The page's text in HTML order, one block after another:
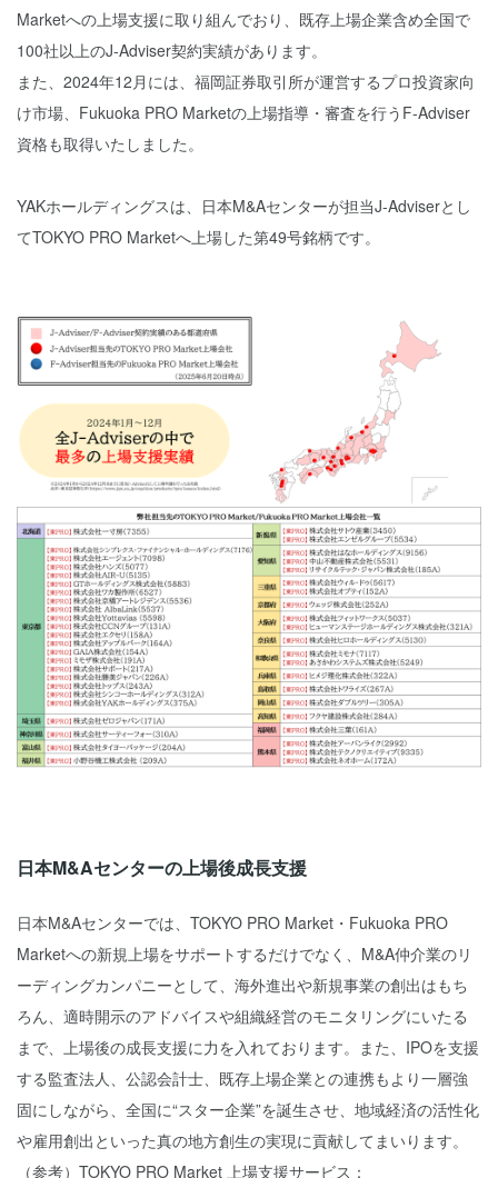
Marketへの上場支援に取り組んでおり、既存上場企業含め全国で
100社以上のJ-Adviser契約実績があります。
また、2024年12月には、福岡証券取引所が運営するプロ投資家向
け市場、Fukuoka PRO Marketの上場指導・審査を行うF-Adviser
資格も取得いたしました。
YAKホールディングスは、日本M&Aセンターが担当J-Adviserとし
てTOKYO PRO Marketへ上場した第49号銘柄です。
日本M&Aセンターの上場後成長支援
日本M&Aセンターでは、TOKYO PRO Market・Fukuoka PRO
Marketへの新規上場をサポートするだけでなく、M&A仲介業のリ
ーディングカンパニーとして、海外進出や新規事業の創出はもち
ろん、適時開示のアドバイスや組織経営のモニタリングにいたる
まで、上場後の成長支援に力を入れております。また、IPOを支援
する監査法人、公認会計士、既存上場企業との連携もより一層強
固にしながら、全国に“スター企業”を誕生させ、地域経済の活性化
や雇用創出といった真の地方創生の実現に貢献してまいります。
（参考）TOKYO PRO Market 上場支援サービス：